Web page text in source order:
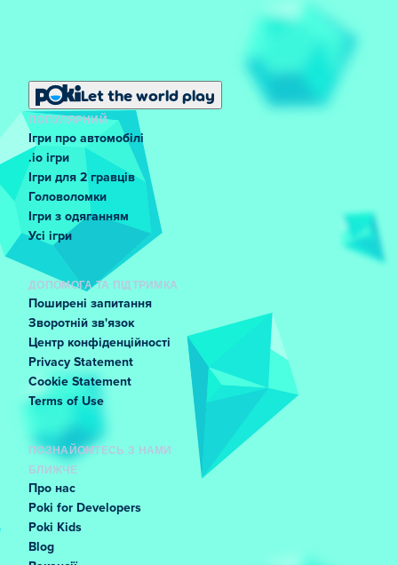
Let the world play
ПОПУЛЯРНИЙ
Ігри про автомобілі
.io ігри
Ігри для 2 гравців
Головоломки
Ігри з одяганням
Усі ігри
ДОПОМОГА ТА ПІДТРИМКА
Поширені запитання
Зворотній зв'язок
Центр конфіденційності
Privacy Statement
Cookie Statement
Terms of Use
ПОЗНАЙОМТЕСЬ З НАМИ
БЛИЖЧЕ
Про нас
Poki for Developers
Poki Kids
Blog